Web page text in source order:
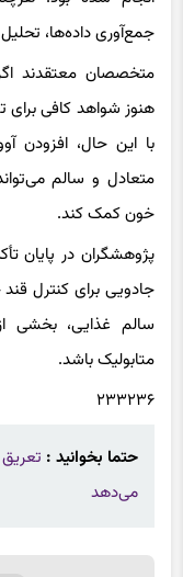
جمع‌آوری داده‌ها،
متخصصان معتقدند
هنوز شواهد کافی برای
با این حال، افزودن
متعادل و سالم
خون کمک کند.
پژوهشگران در پایان
جادویی برای کنترل
سالم غذایی، بخشی
متابولیک باشد.
۲۳۳۲۳۶
حتما بخوانید :
می‌دهد